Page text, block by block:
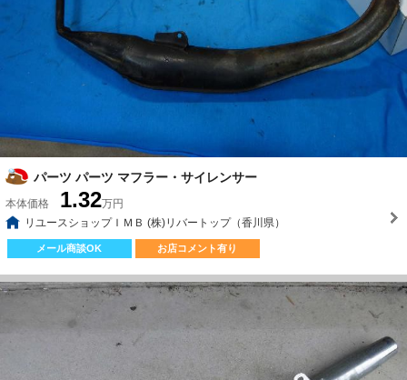
パーツ パーツ マフラー・サイレンサー
本体価格 1.32万円
リユースショップＩＭＢ (株)リバートップ（香川県）
メール商談OK お店コメント有り